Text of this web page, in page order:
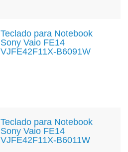
Teclado para Notebook
Sony Vaio FE14
VJFE42F11X-B6091W
Teclado para Notebook
Sony Vaio FE14
VJFE42F11X-B6011W